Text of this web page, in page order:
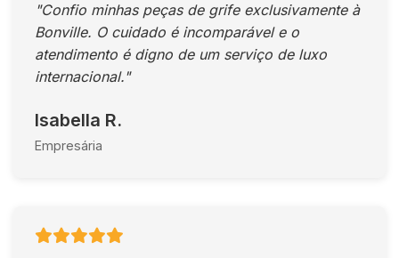
"Confio minhas peças de grife exclusivamente à
Bonville. O cuidado é incomparável e o
atendimento é digno de um serviço de luxo
internacional."
Isabella R.
Empresária